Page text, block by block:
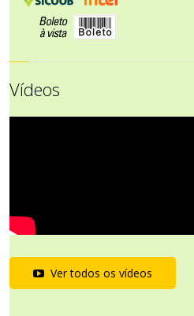
Vídeos
Ver todos os vídeos